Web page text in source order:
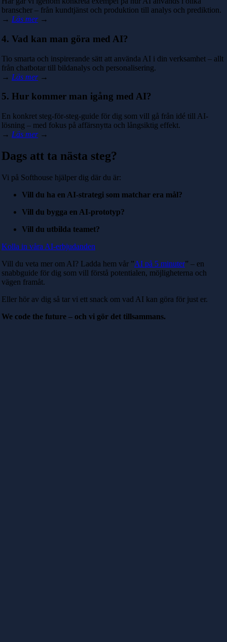
branscher – från kundtjänst och produktion till analys och prediktion.
→ Läs mer→
4. Vad kan man göra med AI?
Tio smarta och inspirerande sätt att använda AI i din verksamhet – allt
från chatbotar till bildanalys och personalisering.
→ Läs mer→
5. Hur kommer man igång med AI?
En konkret steg-för-steg-guide för dig som vill gå från idé till AI-
lösning – med fokus på affärsnytta och långsiktig effekt.
→ Läs mer→
Dags att ta nästa steg?
Vi på Softhouse hjälper dig där du är:
Vill du ha en AI-strategi som matchar era mål?
Vill du bygga en AI-prototyp?
Vill du utbilda teamet?
Kolla in våra AI-erbjudanden
Vill du veta mer om AI? Ladda hem vår ”AI på 5 minuter” – en
snabbguide för dig som vill förstå potentialen, möjligheterna och
vägen framåt.
Eller hör av dig så tar vi ett snack om vad AI kan göra för just er.
We code the future – och vi gör det tillsammans.